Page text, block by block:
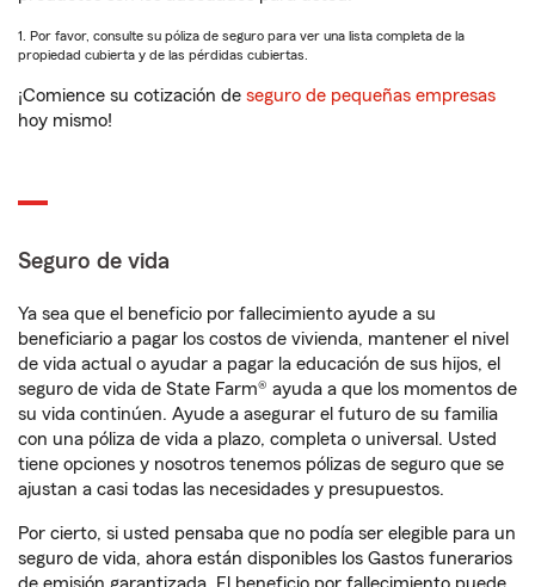
1. Por favor, consulte su póliza de seguro para ver una lista completa de la
propiedad cubierta y de las pérdidas cubiertas.
¡Comience su cotización de seguro de pequeñas empresas
hoy mismo!
Seguro de vida
Ya sea que el beneficio por fallecimiento ayude a su
beneficiario a pagar los costos de vivienda, mantener el nivel
de vida actual o ayudar a pagar la educación de sus hijos, el
seguro de vida de State Farm® ayuda a que los momentos de
su vida continúen. Ayude a asegurar el futuro de su familia
con una póliza de vida a plazo, completa o universal. Usted
tiene opciones y nosotros tenemos pólizas de seguro que se
ajustan a casi todas las necesidades y presupuestos.
Por cierto, si usted pensaba que no podía ser elegible para un
seguro de vida, ahora están disponibles los Gastos funerarios